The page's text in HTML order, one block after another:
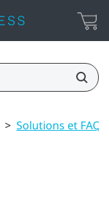
> Solutions et FAQ